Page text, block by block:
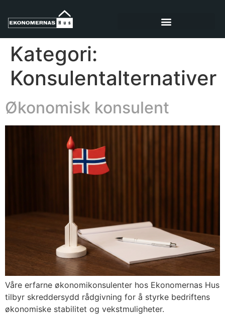
Kategori:
Konsulentalternativer
Økonomisk konsulent
Våre erfarne økonomikonsulenter hos Ekonomernas Hus
tilbyr skreddersydd rådgivning for å styrke bedriftens
økonomiske stabilitet og vekstmuligheter.